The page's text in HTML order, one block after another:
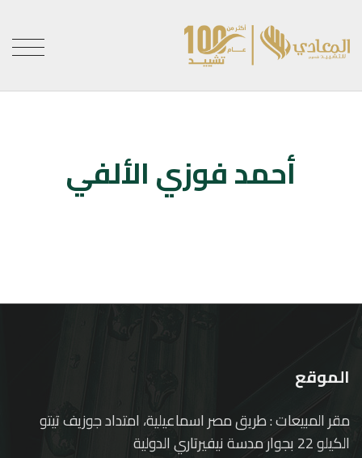
أحمد فوزي الألفي
الموقع
مقر المبيعات : طريق مصر اسماعيلية، امتداد جوزيف تيتو
الكيلو 22 بجوار مدسة نيفيرتاري الدولية